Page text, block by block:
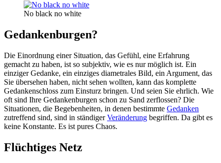
No black no white
Gedankenburgen?
Die Einordnung einer Situation, das Gefühl, eine Erfahrung
gemacht zu haben, ist so subjektiv, wie es nur möglich ist. Ein
einziger Gedanke, ein einziges diametrales Bild, ein Argument, das
Sie übersehen haben, nicht sehen wollten, kann das komplette
Gedankenschloss zum Einsturz bringen. Und seien Sie ehrlich. Wie
oft sind Ihre Gedankenburgen schon zu Sand zerflossen? Die
Situationen, die Begebenheiten, in denen bestimmte Gedanken
zutreffend sind, sind in ständigerVeränderung begriffen. Da gibt es
keine Konstante. Es ist pures Chaos.
Flüchtiges Netz